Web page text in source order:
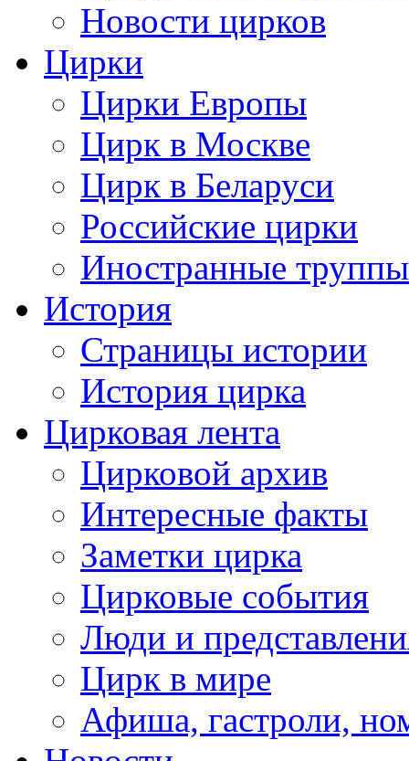
Новости цирков
Цирки
Цирки Европы
Цирк в Москве
Цирк в Беларуси
Российские цирки
Иностранные труппы
История
Страницы истории
История цирка
Цирковая лента
Цирковой архив
Интересные факты
Заметки цирка
Цирковые события
Люди и
Цирк в мире
Афиша, гастроли,